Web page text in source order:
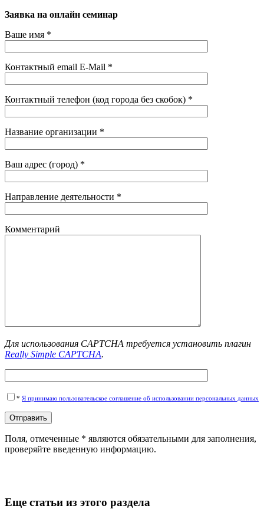
Заявка на онлайн семинар
Ваше имя *
Контактный email E-Mail *
Контактный телефон (код города без скобок) *
Название организации *
Ваш адрес (город) *
Направление деятельности *
Комментарий
Для использования CAPTCHA требуется установить плагин
Really Simple CAPTCHA.
* Я принимаю пользовательское соглашение об использовании персональных данных
Поля, отмеченные * являются обязательными для заполнения,
проверяйте введенную информацию.
Еще статьи из этого раздела